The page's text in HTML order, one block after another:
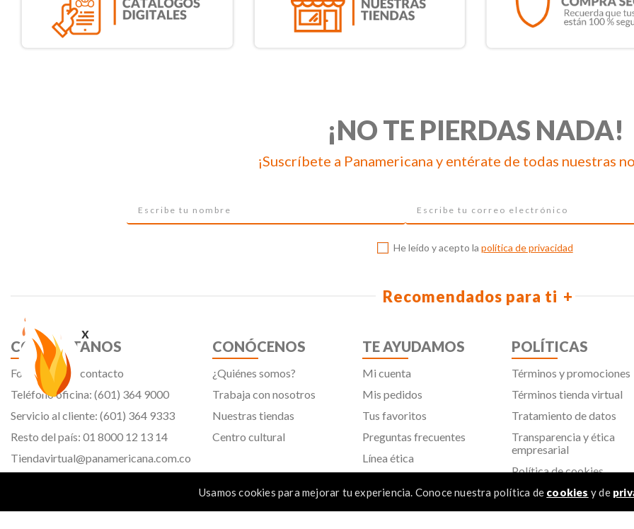
x
Usamos cookies para mejorar tu experiencia. Conoce nuestra política de cookies y de
¡NO TE PIERDAS NADA!
¡Suscríbete a Panamericana y entérate de todas nuestras
He leído y acepto la política de privacidad
Recomendados para ti
CONTÁCTANOS
Formulario de contacto
Teléfono oficina: (601) 364 9000
Servicio al cliente: (601) 364 9333
Resto del país: 01 8000 12 13 14
Tiendavirtual@panamericana.com.co
CONÓCENOS
¿Quiénes somos?
Trabaja con nosotros
Nuestras tiendas
Centro cultural
TE AYUDAMOS
Mi cuenta
Mis pedidos
Tus favoritos
Preguntas frecuentes
Línea ética
POLÍTICAS
Términos y promociones
Términos tienda virtual
Tratamiento de datos
Transparencia y ética
empresarial
Política de cookies
Aviso de privacidad
SIC